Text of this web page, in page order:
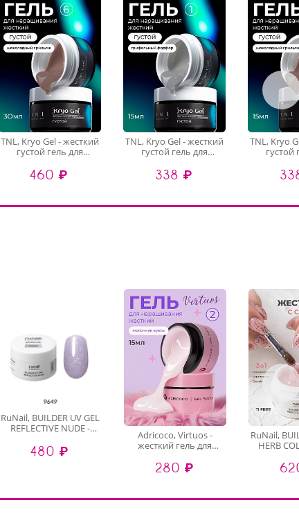
TNL, Kryo Gel - жесткий
густой гель для
(шоколадный
грильяж), 30 мл
460 ₽
TNL, Kryo Gel - жесткий
густой гель для
(грифельный фарфор),
15 мл
338 ₽
TNL, Kryo
густой
RuNail, BUILDER UV GEL
REFLECTIVE NUDE -
гель
светоотражающий
480 ₽
Adricoco, Virtuos -
жесткий гель для
укрепления №2, 15 мл
280 ₽
RuNail,
HERB
гель с